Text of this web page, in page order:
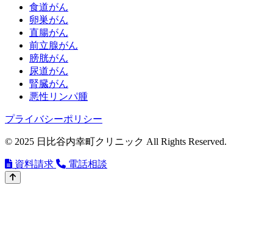
食道がん
卵巣がん
直腸がん
前立腺がん
膀胱がん
尿道がん
腎臓がん
悪性リンパ腫
プライバシーポリシー
© 2025 日比谷内幸町クリニック All Rights Reserved.
資料請求 電話相談